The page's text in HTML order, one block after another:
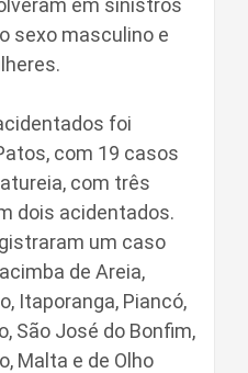
em sinistros
sexo masculino e
foi
com 19 casos
com três
dois acidentados.
um caso
de Areia,
Itaporanga, Piancó,
São José do Bonfim,
Malta e de Olho